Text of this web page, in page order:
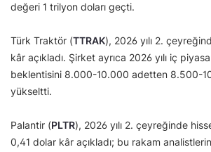
değeri 1 trilyon doları geçti.
Türk Traktör (TTRAK), 2026 yılı 2.
kâr açıkladı. Şirket ayrıca 2026 yılı iç
beklentisini 8.000-10.000 adetten 8.500-
yükseltti.
Palantir (PLTR), 2026 yılı 2. çeyreğinde
0,41 dolar kâr açıkladı; bu rakam